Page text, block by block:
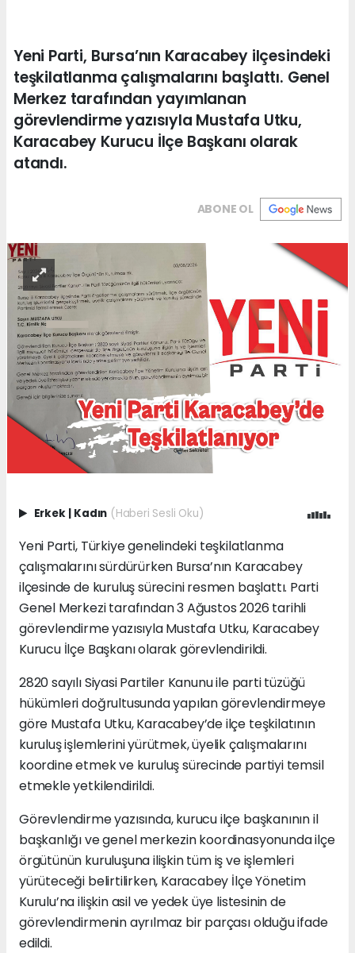
Yeni Parti, Bursa’nın Karacabey ilçesindeki
teşkilatlanma çalışmalarını başlattı. Genel
Merkez tarafından yayımlanan
görevlendirme yazısıyla Mustafa Utku,
Karacabey Kurucu İlçe Başkanı olarak
atandı.
ABONE OL
Erkek | Kadın (Haberi Sesli Oku)
Yeni Parti, Türkiye genelindeki teşkilatlanma
çalışmalarını sürdürürken Bursa’nın Karacabey
ilçesinde de kuruluş sürecini resmen başlattı. Parti
Genel Merkezi tarafından 3 Ağustos 2026 tarihli
görevlendirme yazısıyla Mustafa Utku, Karacabey
Kurucu İlçe Başkanı olarak görevlendirildi.
2820 sayılı Siyasi Partiler Kanunu ile parti tüzüğü
hükümleri doğrultusunda yapılan görevlendirmeye
göre Mustafa Utku, Karacabey’de ilçe teşkilatının
kuruluş işlemlerini yürütmek, üyelik çalışmalarını
koordine etmek ve kuruluş sürecinde partiyi temsil
etmekle yetkilendirildi.
Görevlendirme yazısında, kurucu ilçe başkanının il
başkanlığı ve genel merkezin koordinasyonunda ilçe
örgütünün kuruluşuna ilişkin tüm iş ve işlemleri
yürüteceği belirtilirken, Karacabey İlçe Yönetim
Kurulu’na ilişkin asil ve yedek üye listesinin de
görevlendirmenin ayrılmaz bir parçası olduğu ifade
edildi.